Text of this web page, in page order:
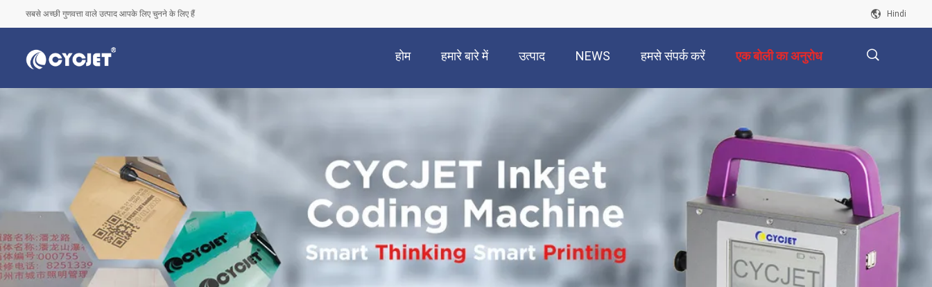
सबसे अच्छी गुणवत्ता वाले उत्पाद आपके लिए चुनने के लिए हैं Hindi
होम हमारे बारे में उत्पाद NEWS हमसे संपर्क करें
述
एक बोली का अनुरोध